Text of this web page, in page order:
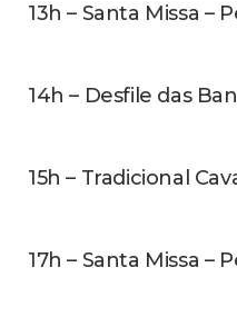
13h – Santa Missa –
14h – Desfile das
15h – Tradicional
17h – Santa Missa –